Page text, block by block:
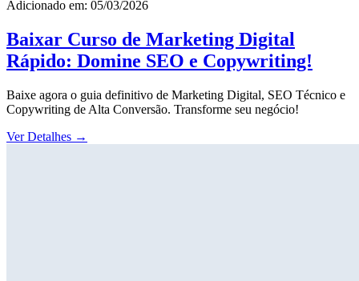
Adicionado em: 05/03/2026
Baixar Curso de Marketing Digital
Rápido: Domine SEO e Copywriting!
Baixe agora o guia definitivo de Marketing Digital, SEO Técnico e
Copywriting de Alta Conversão. Transforme seu negócio!
Ver Detalhes →